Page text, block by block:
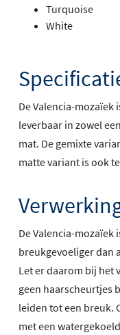
Turquoise
White
De Valencia-mozaïek
leverbaar in zowel
mat. De gemixte
matte variant is ook
De Valencia-mozaïek
breukgevoeliger dan
Let er daarom bij het
geen haarscheurtjes
leiden tot een breuk.
met een